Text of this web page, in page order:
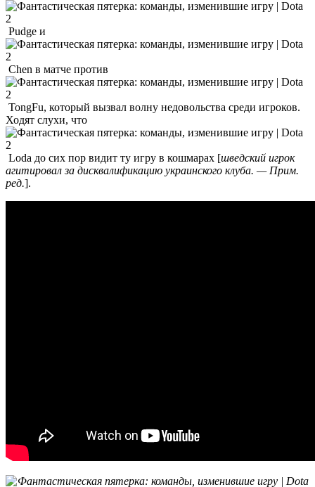
Pudge и
Chen в матче против
TongFu, который вызвал волну недовольства среди игроков.
Ходят слухи, что
Loda до сих пор видит ту игру в кошмарах [шведский игрок
агитировал за дисквалификацию украинского клуба. — Прим.
ред.].